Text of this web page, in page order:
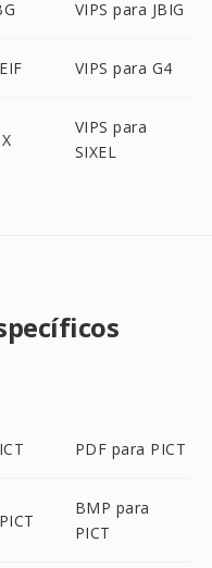
VIPS para JBIG
VIPS para G4
VIPS para
SIXEL
PDF para PICT
BMP para
PICT